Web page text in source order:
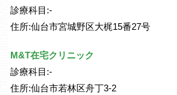
診療科目:-
住所:仙台市宮城野区大梶15番27号
M&T在宅クリニック
診療科目:-
住所:仙台市若林区舟丁3-2